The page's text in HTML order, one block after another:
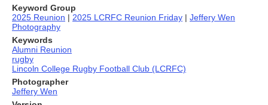
Keyword Group
2025 Reunion | 2025 LCRFC Reunion Friday | Jeffery Wen
Photography
Keywords
Alumni Reunion
rugby
Lincoln College Rugby Football Club (LCRFC)
Photographer
Jeffery Wen